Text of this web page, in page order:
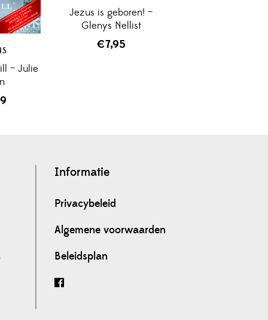
– Julie
Jezus is geboren! –
Glenys Nellist
€7,95
Informatie
Privacybeleid
Algemene voorwaarden
Beleidsplan